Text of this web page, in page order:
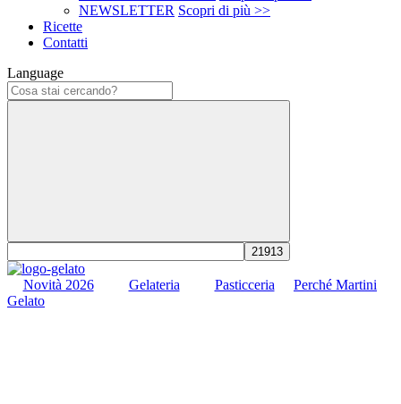
NEWSLETTER Scopri di più >>
Ricette
Contatti
Language
Novità 2026 Gelateria Pasticceria
Perché Martini
Gelato